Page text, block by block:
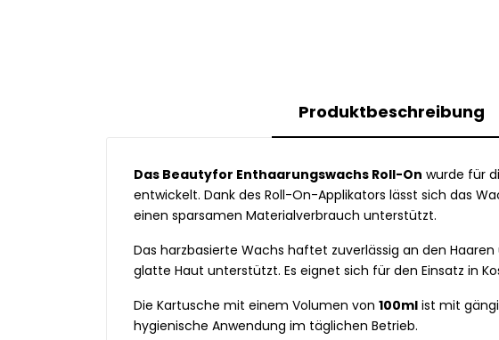
Produktbeschreibung
Das Beautyfor Enthaarungswachs Roll-On wurde für
entwickelt. Dank des Roll-On-Applikators lässt sich das
einen sparsamen Materialverbrauch unterstützt.
Das harzbasierte Wachs haftet zuverlässig an den
glatte Haut unterstützt. Es eignet sich für den Einsatz in
Die Kartusche mit einem Volumen von100ml ist mit
hygienische Anwendung im täglichen Betrieb.